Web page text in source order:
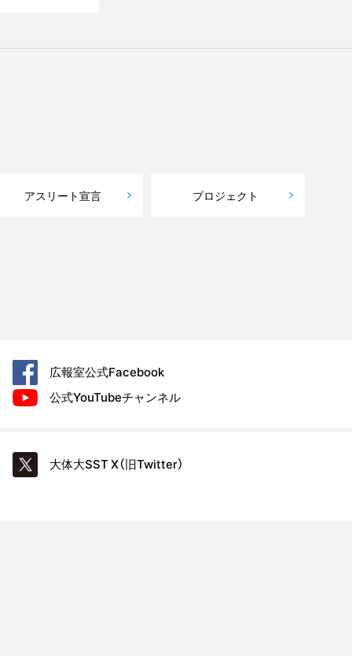
アスリート宣言 プロジェクト
広報室公式Facebook
公式YouTubeチャンネル
大体大SSTX（旧Twitter）